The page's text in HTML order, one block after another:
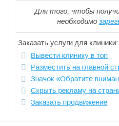
Для того, чтобы
необходимо
Заказать услуги для клиники:
Вывести клинику в топ
Разместить на главной
Значок «Обратите
Скрыть рекламу на
Заказать продвижение